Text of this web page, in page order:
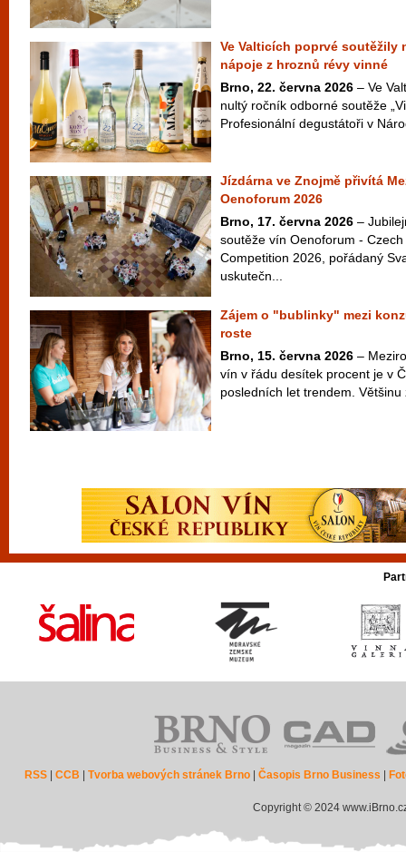
Ve Valticích poprvé soutěžily
nápoje z hroznů révy vinné
Brno, 22. června 2026 – Ve
nultý ročník odborné soutěže
Profesionální degustátoři v
Jízdárna ve Znojmě přivítá
Oenoforum 2026
Brno, 17. června 2026 –
soutěže vín Oenoforum -
Competition 2026, pořádaný
uskutečn...
Zájem o "bublinky" mezi
roste
Brno, 15. června 2026 –
vín v řádu desítek procent je v
posledních let trendem. Většinu
RSS |CCB |Tvorba webových stránek Brno |Časopis Brno Business
Copyright © 2024